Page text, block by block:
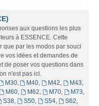
aux questions les plus
à ESSENCE. Cette
que par les modos par souci
vos idées et demandes de
de poser vos questions dans
n'est pas ici.
M30, M40, M42, M43,
M60, M62, M70, M73,
S38, S50, S54, S62,